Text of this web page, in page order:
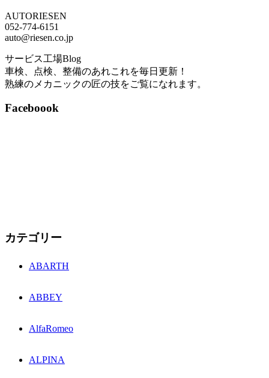
AUTORIESEN
052-774-6151
auto@riesen.co.jp
サービス工場Blog
車検、点検、整備のあれこれを毎日更新！
熟練のメカニックの匠の技をご覧になれます。
Faceboook
カテゴリー
ABARTH
ABBEY
AlfaRomeo
ALPINA